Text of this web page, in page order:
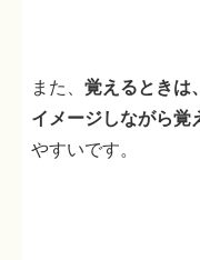
また、覚えるときは
イメージしながら覚
やすいです。